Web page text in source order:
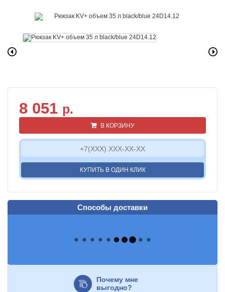
8 051 р.
В КОРЗИНУ
КУПИТЬ В ОДИН КЛИК
Способы доставки
Почему мне
выгодно?